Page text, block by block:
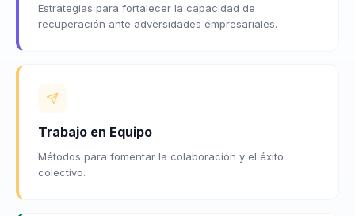
Estrategias para fortalecer la capacidad de
recuperación ante adversidades empresariales.
Trabajo en Equipo
Métodos para fomentar la colaboración y el éxito
colectivo.